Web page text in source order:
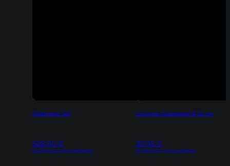
Festbraten Set
528,90 €
Inkl. 19% MwSt | zzgl. Versandkosten
Universal Glasdeckel Ø 32 cm
39,95 €
Inkl. 19% MwSt | zzgl. Versandkosten